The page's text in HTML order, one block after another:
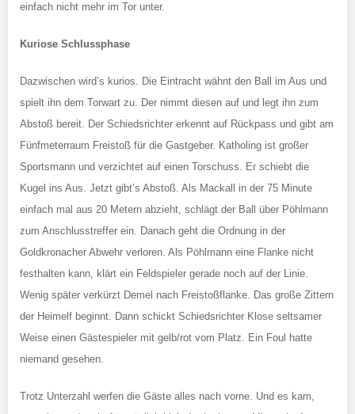
einfach nicht mehr im Tor unter.
Kuriose Schlussphase
Dazwischen wird’s kurios. Die Eintracht wähnt den Ball im Aus und
spielt ihn dem Torwart zu. Der nimmt diesen auf und legt ihn zum
Abstoß bereit. Der Schiedsrichter erkennt auf Rückpass und gibt am
Fünfmeterraum Freistoß für die Gastgeber. Katholing ist großer
Sportsmann und verzichtet auf einen Torschuss. Er schiebt die
Kugel ins Aus. Jetzt gibt’s Abstoß. Als Mackall in der 75 Minute
einfach mal aus 20 Metern abzieht, schlägt der Ball über Pöhlmann
zum Anschlusstreffer ein. Danach geht die Ordnung in der
Goldkronacher Abwehr verloren. Als Pöhlmann eine Flanke nicht
festhalten kann, klärt ein Feldspieler gerade noch auf der Linie.
Wenig später verkürzt Demel nach Freistoßflanke. Das große Zittern
der Heimelf beginnt. Dann schickt Schiedsrichter Klose seltsamer
Weise einen Gästespieler mit gelb/rot vom Platz. Ein Foul hatte
niemand gesehen.
Trotz Unterzahl werfen die Gäste alles nach vorne. Und es kam,